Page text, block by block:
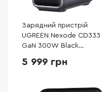
Зарядний пристрій
UGREEN Nexode CD333
GaN 300W Black
5 999 грн